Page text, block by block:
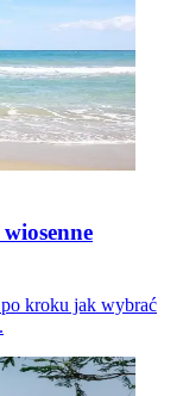
kroku jak wybrać